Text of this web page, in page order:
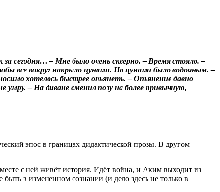
за сегодня…– Мне было очень скверно. – Время стояло. –
все вокруг накрыло цунами. Но цунами было водочным. –
хотелось быстрее опьянеть. – Опьянение давно
умру. – На диване сменил позу на более привычную,
эпос в границах дидактической прозы. В другом
с ней живёт история. Идёт война, и Аким выходит из
в измененном сознании (и дело здесь не только в